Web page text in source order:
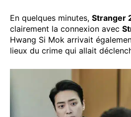
En quelques minutes, Stranger
clairement la connexion avec
Hwang Si Mok arrivait
lieux du crime qui allait